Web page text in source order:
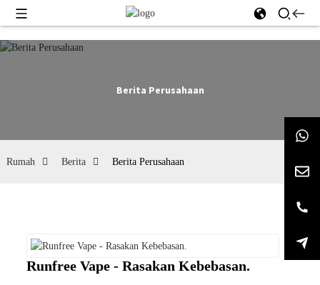
Berita Perusahaan
Rumah Berita Berita Perusahaan
Runfree Vape - Rasakan Kebebasan.